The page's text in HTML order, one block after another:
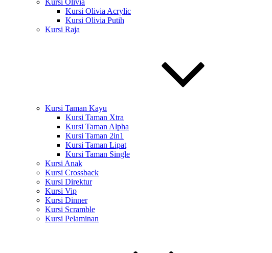
Kursi Olivia
Kursi Olivia Acrylic
Kursi Olivia Putih
Kursi Raja
Kursi Taman Kayu
Kursi Taman Xtra
Kursi Taman Alpha
Kursi Taman 2in1
Kursi Taman Lipat
Kursi Taman Single
Kursi Anak
Kursi Crossback
Kursi Direktur
Kursi Vip
Kursi Dinner
Kursi Scramble
Kursi Pelaminan